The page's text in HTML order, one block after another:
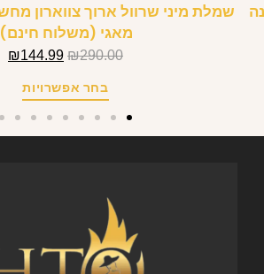
מאגי (משלוח חינם)
₪290.00
₪144.99
בחר אפשרויות